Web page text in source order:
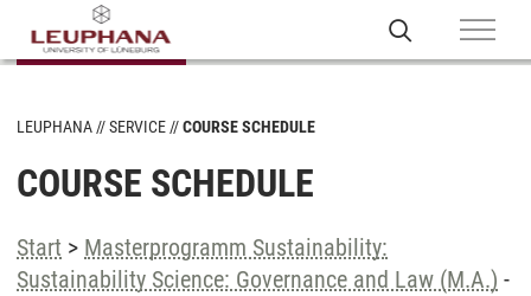
LEUPHANA SERVICE COURSE SCHEDULE
COURSE SCHEDULE
Start > Masterprogramm Sustainability:
Sustainability Science: Governance and Law (M.A.) -